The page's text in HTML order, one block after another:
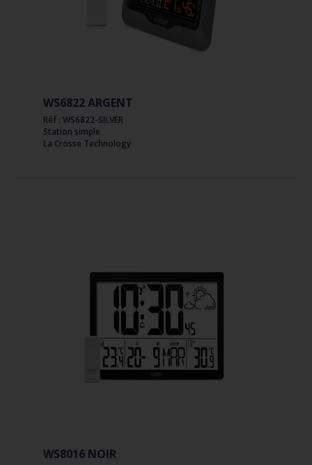
WS6822 ARGENT
Réf : WS6822-SILVER
Station simple
La Crosse Technology
WS8016 NOIR